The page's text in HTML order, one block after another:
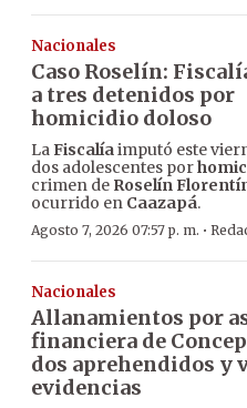
Nacionales
Caso Roselín:
a tres detenidos por
homicidio doloso
LaFiscalíaimputó este
dos adolescentes por
crimen de Roselín
ocurrido en Caazapá.
Agosto 7, 2026 07:57 p. m. ·
Nacionales
Allanamientos por
financiera de
dos aprehendidos y
evidencias